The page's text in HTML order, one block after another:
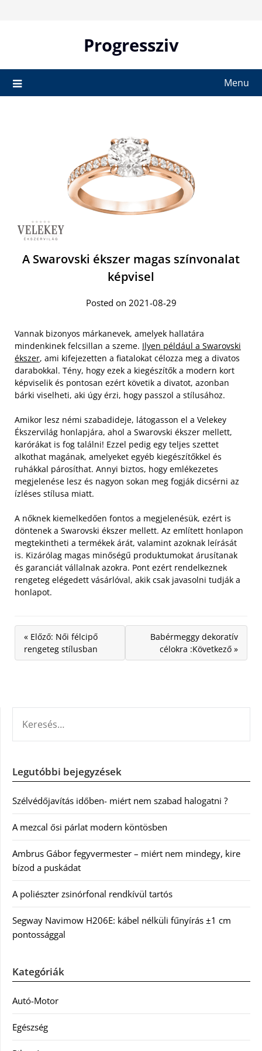
Progressziv
Menu
A Swarovski ékszer magas színvonalat
képvisel
Posted on 2021-08-29
Vannak bizonyos márkanevek, amelyek hallatára
mindenkinek felcsillan a szeme. Ilyen például a Swarovski
ékszer, ami kifejezetten a fiatalokat célozza meg a divatos
darabokkal. Tény, hogy ezek a kiegészítők a modern kort
képviselik és pontosan ezért követik a divatot, azonban
bárki viselheti, aki úgy érzi, hogy passzol a stílusához.
Amikor lesz némi szabadideje, látogasson el a Velekey
Ékszervilág honlapjára, ahol a Swarovski ékszer mellett,
karórákat is fog találni! Ezzel pedig egy teljes szettet
alkothat magának, amelyeket egyéb kiegészítőkkel és
ruhákkal párosíthat. Annyi biztos, hogy emlékezetes
megjelenése lesz és nagyon sokan meg fogják dicsérni az
ízléses stílusa miatt.
A nőknek kiemelkedően fontos a megjelenésük, ezért is
döntenek a Swarovski ékszer mellett. Az említett honlapon
megtekintheti a termékek árát, valamint azoknak leírását
is. Kizárólag magas minőségű produktumokat árusítanak
és garanciát vállalnak azokra. Pont ezért rendelkeznek
rengeteg elégedett vásárlóval, akik csak javasolni tudják a
honlapot.
« Előző: Női félcipő
rengeteg stílusban
Babérmeggy dekoratív
célokra :Következő »
Legutóbbi bejegyzések
Szélvédőjavítás időben- miért nem szabad halogatni ?
A mezcal ősi párlat modern köntösben
Ambrus Gábor fegyvermester – miért nem mindegy, kire
bízod a puskádat
A poliészter zsinórfonal rendkívül tartós
Segway Navimow H206E: kábel nélküli fűnyírás ±1 cm
pontossággal
Kategóriák
Autó-Motor
Egészség